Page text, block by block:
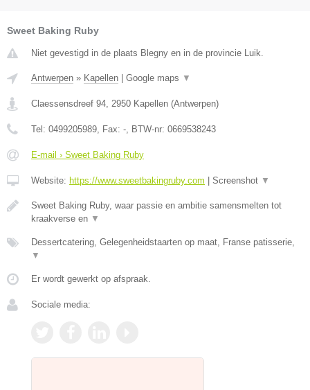
Sweet Baking Ruby
Niet gevestigd in de plaats Blegny en in de provincie Luik.
Antwerpen » Kapellen Google maps ▼
Claessensdreef 94, 2950 Kapellen (Antwerpen)
Tel: 0499205989, Fax: -, BTW-nr: 0669538243
E-mail › Sweet Baking Ruby
Website: https://www.sweetbakingruby.com Screenshot ▼
Sweet Baking Ruby, waar passie en ambitie samensmelten tot
kraakverse en ▼
Dessertcatering, Gelegenheidstaarten op maat, Franse patisserie,
▼
Er wordt gewerkt op afspraak.
Sociale media: